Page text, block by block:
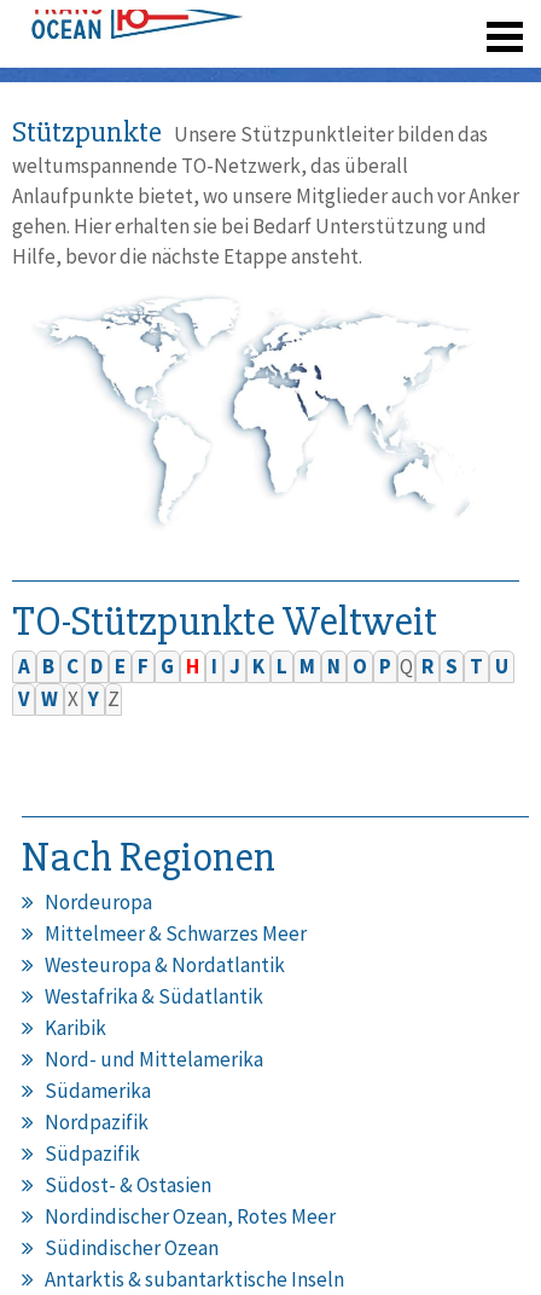
Stützpunkte Unsere Stützpunktleiter bilden das
weltumspannende TO-Netzwerk, das überall
Anlaufpunkte bietet, wo unsere Mitglieder auch vor Anker
gehen. Hier erhalten sie bei Bedarf Unterstützung und
Hilfe, bevor die nächste Etappe ansteht.
TO-Stützpunkte Weltweit
A B C D E F G H I J K L M N O P Q R S T U
V W X Y Z
Nach Regionen
Nordeuropa
Mittelmeer & Schwarzes Meer
Westeuropa & Nordatlantik
Westafrika & Südatlantik
Karibik
Nord- und Mittelamerika
Südamerika
Nordpazifik
Südpazifik
Südost- & Ostasien
Nordindischer Ozean, Rotes Meer
Südindischer Ozean
Antarktis & subantarktische Inseln